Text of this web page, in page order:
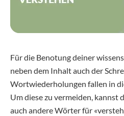
Für die Benotung deiner
neben dem Inhalt auch der
Wortwiederholungen fallen in
Um diese zu vermeiden, kannst
auch andere Wörter für